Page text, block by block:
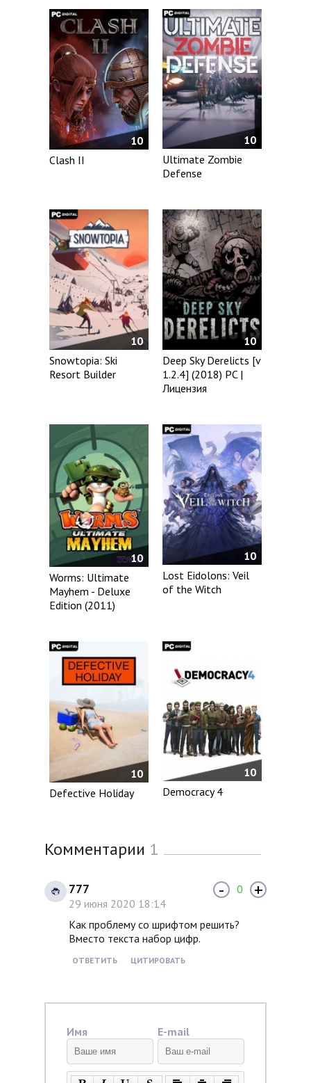
10
Clash II
10
Ultimate Zombie
Defense
10
Snowtopia: Ski
Resort Builder
10
Deep Sky Derelicts [v
1.2.4] (2018) PC |
Лицензия
10
Worms: Ultimate
Mayhem - Deluxe
Edition (2011)
10
Lost Eidolons: Veil
of the Witch
10
Defective Holiday
10
Democracy 4
Комментарии 1
777
29 июня 2020 18:14
Как проблему со шрифтом решить?
Вместо текста набор цифр.
ОТВЕТИТЬ ЦИТИРОВАТЬ
- 0 +
Имя E-mail